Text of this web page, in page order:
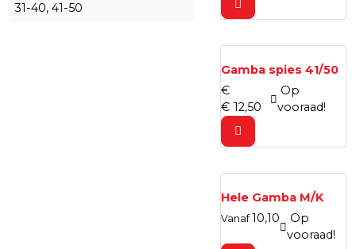
31-40, 41-50
Gamba spies 41/50
€
€ 12,50
Op
vooraad!
Hele Gamba M/K
Vanaf10,10
Op
vooraad!